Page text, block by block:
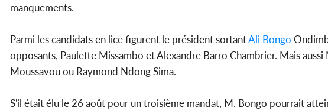
manquements.
Parmi les candidats en lice figurent le président sortantAli Bongo
opposants, Paulette Missambo et Alexandre Barro Chambrier. Mais
Moussavou ou Raymond Ndong Sima.
S'il était élu le 26 août pour un troisième mandat, M. Bongo pourrait